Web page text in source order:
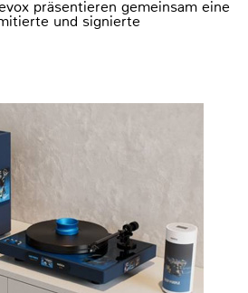
präsentieren gemeinsam eine
und signierte